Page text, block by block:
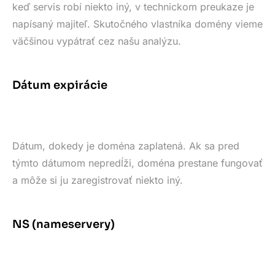
keď servis robí niekto iný, v technickom preukaze je
napísaný majiteľ. Skutočného vlastníka domény vieme
väčšinou vypátrať cez našu analýzu.
Dátum expirácie
Dátum, dokedy je doména zaplatená. Ak sa pred
týmto dátumom nepredĺži, doména prestane fungovať
a môže si ju zaregistrovať niekto iný.
NS (nameservery)